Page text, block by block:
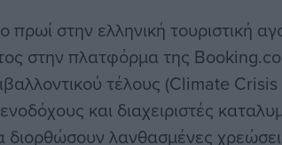
στην ελληνική τουριστική
στην πλατφόρμα της
τέλους (Climate Crisis
και διαχειριστές
διορθώσουν λανθασμένες